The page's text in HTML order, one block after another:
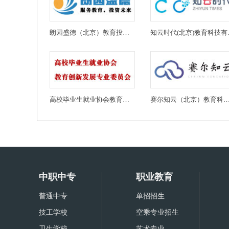
朗园盛德（北京）教育投资有限公司 知云
赛尔知云（北京）教育科
中职中专
普通中专
技工学校
职业教育
单招招生
空乘专业招生